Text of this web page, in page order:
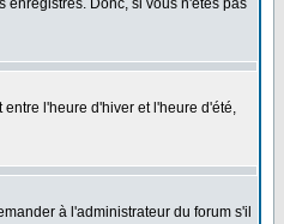
enregistrés. Donc, si vous n'êtes pas
l'heure d'hiver et l'heure d'été,
à l'administrateur du forum s'il